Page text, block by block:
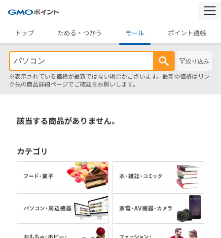
トップ
ためる・つかう モール ポイント通帳
絞り込み
※表示されている価格が最新ではない場合がございます。最新の価格はリン
ク先の商品詳細ページでご確認をお願いします。
該当する商品がありません。
カテゴリ